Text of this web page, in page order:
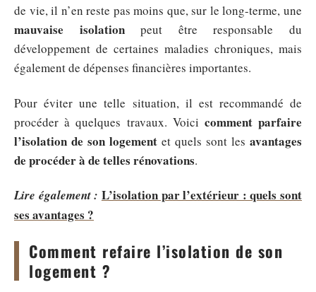
de vie, il n’en reste pas moins que, sur le long-terme, une
mauvaise isolationpeut être responsable du
développement de certaines maladies chroniques, mais
également de dépenses financières importantes.
Pour éviter une telle situation, il est recommandé de
procéder à quelques travaux. Voici comment parfaire
l’isolation de son logement et quels sont les avantages
de procéder à de telles rénovations.
Lire également : L’isolation par l’extérieur : quels sont
ses avantages ?
Comment refaire l’isolation de son
logement ?